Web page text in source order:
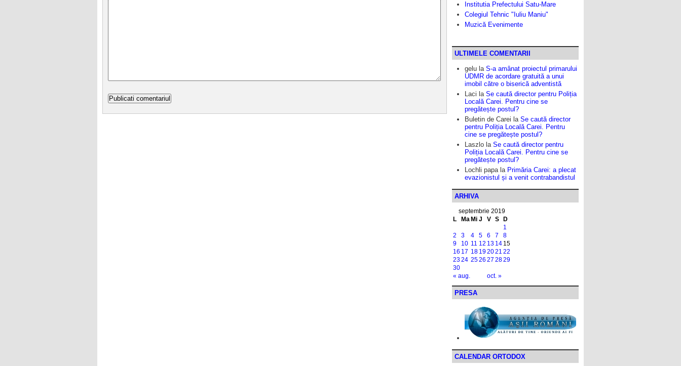
Institutia Prefectului Satu-Mare
Colegiul Tehnic "Iuliu Maniu"
Muzică Evenimente
ULTIMELE COMENTARII
gelu la S-a amânat proiectul primarului
UDMR de acordare gratuită a unui
imobil către o biserică adventistă
Laci la Se caută director pentru Poliția
Locală Carei. Pentru cine se
pregătește postul?
Buletin de Carei la Se caută director
pentru Poliția Locală Carei. Pentru
cine se pregătește postul?
Laszlo la Se caută director pentru
Poliția Locală Carei. Pentru cine se
pregătește postul?
Lochli papala Primăria Carei: a plecat
evazionistul și a venit contrabandistul
ARHIVA
septembrie 2019
L
Ma Mi J V S D
« aug. oct. »
1
2
3 4 5 6 7
8
9
10 11 12 13 14 15
16 17 18 192021 22
2324 2526 27 2829
30
PRESA
CALENDAR ORTODOX